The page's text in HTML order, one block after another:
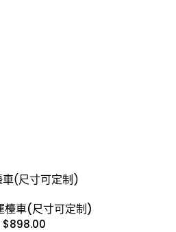
檯車(尺寸可定制)
$898.00